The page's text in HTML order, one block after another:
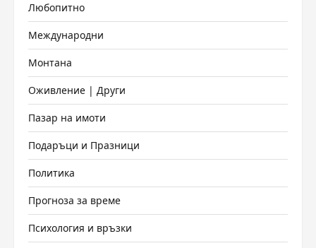
Любопитно
Международни
Монтана
Оживление | Други
Пазар на имоти
Подаръци и Празници
Политика
Прогноза за време
Психология и връзки